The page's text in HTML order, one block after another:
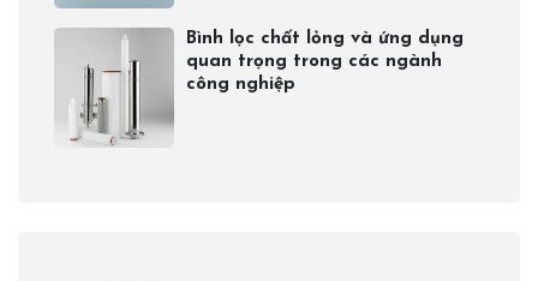
Bình lọc chất lỏng và ứng dụng
quan trọng trong các ngành
công nghiệp